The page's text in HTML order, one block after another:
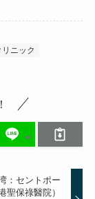
ニック
：セントポー
聖保祿醫院）